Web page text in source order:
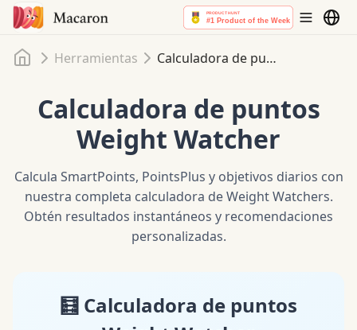
InicioHerramientas Calculadora de puntos Weight Watcher
Calculadora de puntos
Weight Watcher
Calcula SmartPoints, PointsPlus y objetivos diarios con
nuestra completa calculadora de Weight Watchers.
Obtén resultados instantáneos y recomendaciones
personalizadas.
🧮 Calculadora de puntos